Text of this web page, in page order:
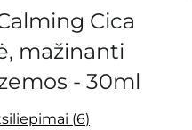
Cica
mažinanti
- 30ml
6